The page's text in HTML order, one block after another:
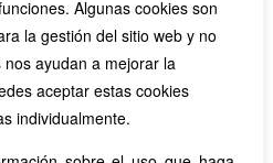
Algunas cookies son
la gestión del sitio web y no
ayudan a mejorar la
aceptar estas cookies
individualmente.
siendo competentes para la
derivados o relacionados con su
País Vasco.